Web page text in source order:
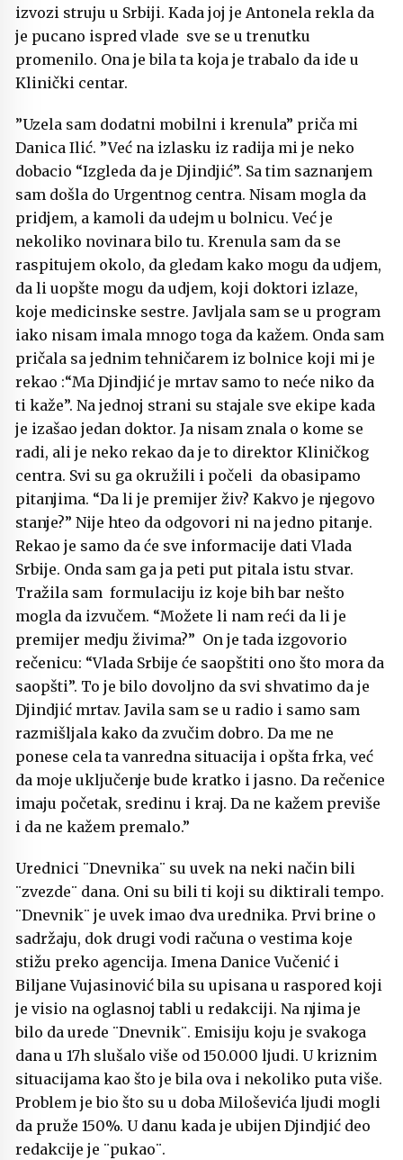
izvozi struju u Srbiji. Kada joj je Antonela rekla da
je pucano ispred vlade sve se u trenutku
promenilo. Ona je bila ta koja je trabalo da ide u
Klinički centar.
”Uzela sam dodatni mobilni i krenula” priča mi
Danica Ilić. ”Već na izlasku iz radija mi je neko
dobacio “Izgleda da je Djindjić”. Sa tim saznanjem
sam došla do Urgentnog centra. Nisam mogla da
pridjem, a kamoli da udejm u bolnicu. Već je
nekoliko novinara bilo tu. Krenula sam da se
raspitujem okolo, da gledam kako mogu da udjem,
da li uopšte mogu da udjem, koji doktori izlaze,
koje medicinske sestre. Javljala sam se u program
iako nisam imala mnogo toga da kažem. Onda sam
pričala sa jednim tehničarem iz bolnice koji mi je
rekao :“Ma Djindjić je mrtav samo to neće niko da
ti kaže”. Na jednoj strani su stajale sve ekipe kada
je izašao jedan doktor. Ja nisam znala o kome se
radi, ali je neko rekao da je to direktor Kliničkog
centra. Svi su ga okružili i počeli da obasipamo
pitanjima. “Da li je premijer živ? Kakvo je njegovo
stanje?” Nije hteo da odgovori ni na jedno pitanje.
Rekao je samo da će sve informacije dati Vlada
Srbije. Onda sam ga ja peti put pitala istu stvar.
Tražila sam formulaciju iz koje bih bar nešto
mogla da izvučem. “Možete li nam reći da li je
premijer medju živima?” On je tada izgovorio
rečenicu: “Vlada Srbije će saopštiti ono što mora da
saopšti”. To je bilo dovoljno da svi shvatimo da je
Djindjić mrtav. Javila sam se u radio i samo sam
razmišljala kako da zvučim dobro. Da me ne
ponese cela ta vanredna situacija i opšta frka, već
da moje uključenje bude kratko i jasno. Da rečenice
imaju početak, sredinu i kraj. Da ne kažem previše
i da ne kažem premalo.”
Urednici ¨Dnevnika¨ su uvek na neki način bili
¨zvezde¨ dana. Oni su bili ti koji su diktirali tempo.
¨Dnevnik¨ je uvek imao dva urednika. Prvi brine o
sadržaju, dok drugi vodi računa o vestima koje
stižu preko agencija. Imena Danice Vučenić i
Biljane Vujasinović bila su upisana u raspored koji
je visio na oglasnoj tabli u redakciji. Na njima je
bilo da urede ¨Dnevnik¨. Emisiju koju je svakoga
dana u 17h slušalo više od 150.000 ljudi. U kriznim
situacijama kao što je bila ova i nekoliko puta više.
Problem je bio što su u doba Miloševića ljudi mogli
da pruže 150%. U danu kada je ubijen Djindjić deo
redakcije je ¨pukao¨.